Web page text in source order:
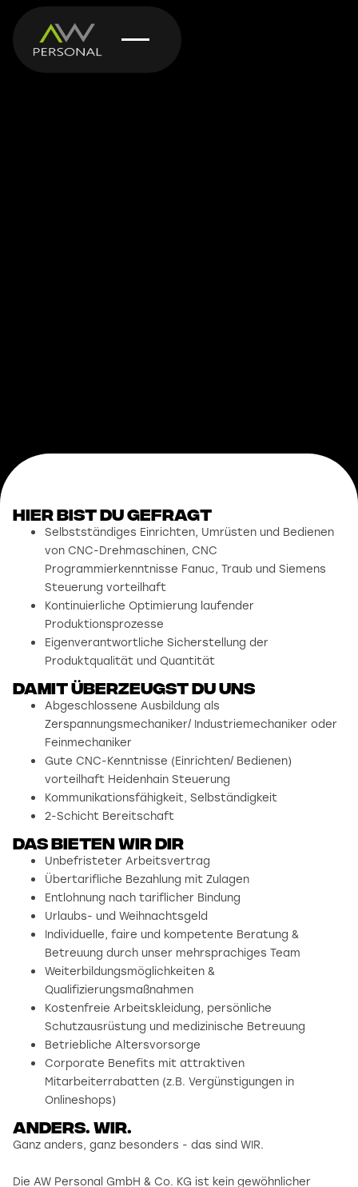
Hier bist du gefragt
Selbstständiges Einrichten, Umrüsten und Bedienen
von CNC-Drehmaschinen, CNC
Programmierkenntnisse Fanuc, Traub und Siemens
Steuerung vorteilhaft
Kontinuierliche Optimierung laufender
Produktionsprozesse
Eigenverantwortliche Sicherstellung der
Produktqualität und Quantität
damit überzeugst du uns
Abgeschlossene Ausbildung als
Zerspannungsmechaniker/ Industriemechaniker oder
Feinmechaniker
Gute CNC-Kenntnisse (Einrichten/ Bedienen)
vorteilhaft Heidenhain Steuerung
Kommunikationsfähigkeit, Selbständigkeit
2-Schicht Bereitschaft
Das bieten wir dir
Unbefristeter Arbeitsvertrag
Übertarifliche Bezahlung mit Zulagen
Entlohnung nach tariflicher Bindung
Urlaubs- und Weihnachtsgeld
Individuelle, faire und kompetente Beratung &
Betreuung durch unser mehrsprachiges Team
Weiterbildungsmöglichkeiten &
Qualifizierungsmaßnahmen
Kostenfreie Arbeitskleidung, persönliche
Schutzausrüstung und medizinische Betreuung
Betriebliche Altersvorsorge
Corporate Benefits mit attraktiven
Mitarbeiterrabatten (z.B. Vergünstigungen in
Onlineshops)
Anders. wir.
Ganz anders, ganz besonders - das sind WIR.
Die AW Personal GmbH & Co. KG ist kein gewöhnlicher